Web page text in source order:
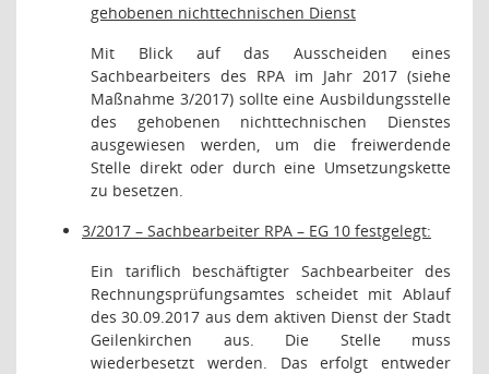
gehobenen nichttechnischen Dienst
Mit Blick auf das Ausscheiden eines
Sachbearbeiters des RPA im Jahr 2017 (siehe
Maßnahme 3/2017) sollte eine Ausbildungsstelle
des gehobenen nichttechnischen Dienstes
ausgewiesen werden, um die freiwerdende
Stelle direkt oder durch eine Umsetzungskette
zu besetzen.
3/2017 – Sachbearbeiter RPA – EG 10 festgelegt:
Ein tariflich beschäftigter Sachbearbeiter des
Rechnungsprüfungsamtes scheidet mit Ablauf
des 30.09.2017 aus dem aktiven Dienst der Stadt
Geilenkirchen aus. Die Stelle muss
wiederbesetzt werden. Das erfolgt entweder